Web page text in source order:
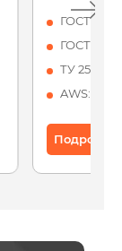
ГОСТ
ГОСТ
ТУ